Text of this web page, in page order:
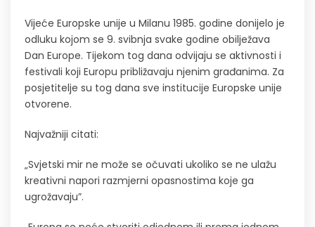
Vijeće Europske unije u Milanu 1985. godine donijelo je
odluku kojom se 9. svibnja svake godine obilježava
Dan Europe. Tijekom tog dana odvijaju se aktivnosti i
festivali koji Europu približavaju njenim građanima. Za
posjetitelje su tog dana sve institucije Europske unije
otvorene.
Najvažniji citati:
„Svjetski mir ne može se očuvati ukoliko se ne ulažu
kreativni napori razmjerni opasnostima koje ga
ugrožavaju”.